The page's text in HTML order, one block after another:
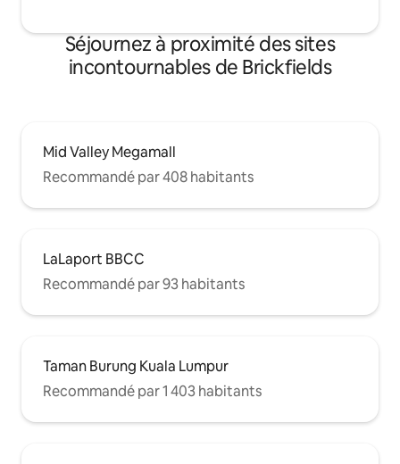
Séjournez à proximité des sites
incontournables de Brickfields
Mid Valley Megamall
Recommandé par 408 habitants
LaLaport BBCC
Recommandé par 93 habitants
Taman Burung Kuala Lumpur
Recommandé par 1 403 habitants